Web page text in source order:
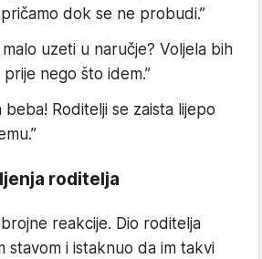
dok se ne probudi.”
uzeti u naručje? Voljela bih
nego što idem.”
beba! Roditelji se zaista lijepo
roditelja
reakcije. Dio roditelja
stavom i istaknuo da im takvi